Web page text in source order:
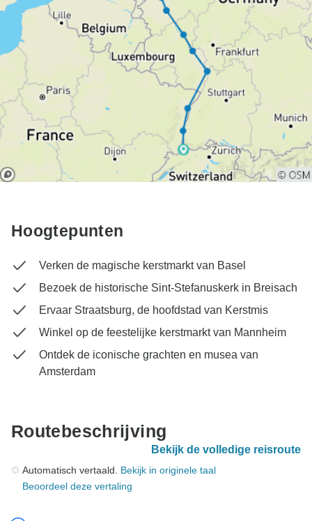
Hoogtepunten
Verken de magische kerstmarkt van Basel
Bezoek de historische Sint-Stefanuskerk in Breisach
Ervaar Straatsburg, de hoofdstad van Kerstmis
Winkel op de feestelijke kerstmarkt van Mannheim
Ontdek de iconische grachten en musea van
Amsterdam
Routebeschrijving
Bekijk de volledige reisroute
Automatisch vertaald. Bekijk in originele taal
Beoordeel deze vertaling